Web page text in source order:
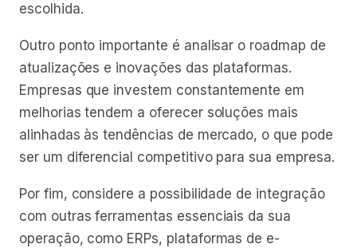
escolhida.
Outro ponto importante é analisar o roadmap de
atualizações e inovações das plataformas.
Empresas que investem constantemente em
melhorias tendem a oferecer soluções mais
alinhadas às tendências de mercado, o que pode
ser um diferencial competitivo para sua empresa.
Por fim, considere a possibilidade de integração
com outras ferramentas essenciais da sua
operação, como ERPs, plataformas de e-